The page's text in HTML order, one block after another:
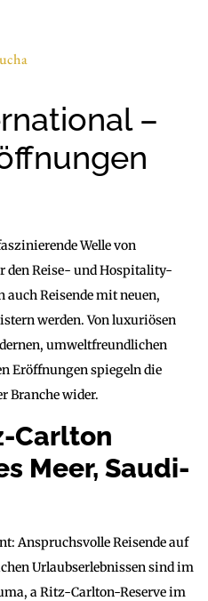
–
Welle von
den Reise- und Hospitality-
auch Reisende mit neuen,
werden. Von luxuriösen
umweltfreundlichen
Eröffnungen spiegeln die
Branche wider.
Carlton
Meer, Saudi-
Anspruchsvolle Reisende auf
Urlaubserlebnissen sind im
a Ritz-Carlton-Reserve im